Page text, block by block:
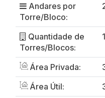
Andares por
Torre/Bloco:
Quantidade de
Torres/Blocos:
1
Área Privada:
Área Útil: